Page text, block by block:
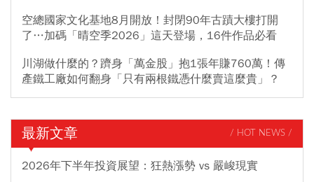
空總國家文化基地8月開放！封閉90年古蹟大樓打開
了…加碼「晴空季2026」這天登場，16件作品必看
川湖做什麼的？躋身「萬金股」抱1張年賺760萬！傳
產鐵工廠如何翻身「只有兩根鐵憑什麼賣這麼貴」？
最新文章 / HOT NEWS /
2026年下半年投資展望：狂熱漲勢 vs 嚴峻現實